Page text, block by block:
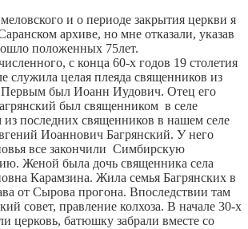
и о периоде закрытия церкви я
архиве, но мне отказали, указав
положенных 75лет.
с конца 60-х годов 19 столетия
служила целая плеяда священников из
Первым был Иоанн Иудович. Отец его
был священником в селе
последних священников в нашем селе
Иоаннович Багрянский. У него
все закончили Симбирскую
Женой была дочь священника села
Карамзина. Жила семья Багрянских в
от Сырова прогона. Впоследствии там
совет, правление колхоза. В начале 30-х
церковь, батюшку забрали вместе со